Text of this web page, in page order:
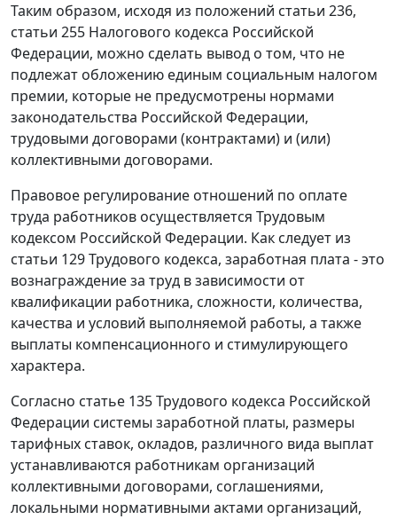
Таким образом, исходя из положений статьи 236,
статьи 255 Налогового кодекса Российской
Федерации, можно сделать вывод о том, что не
подлежат обложению единым социальным налогом
премии, которые не предусмотрены нормами
законодательства Российской Федерации,
трудовыми договорами (контрактами) и (или)
коллективными договорами.
Правовое регулирование отношений по оплате
труда работников осуществляется Трудовым
кодексом Российской Федерации. Как следует из
статьи 129Трудового кодекса, заработная плата - это
вознаграждение за труд в зависимости от
квалификации работника, сложности, количества,
качества и условий выполняемой работы, а также
выплаты компенсационного и стимулирующего
характера.
Согласно статье 135Трудового кодекса Российской
Федерации системы заработной платы, размеры
тарифных ставок, окладов, различного вида выплат
устанавливаются работникам организаций
коллективными договорами, соглашениями,
локальными нормативными актами организаций,